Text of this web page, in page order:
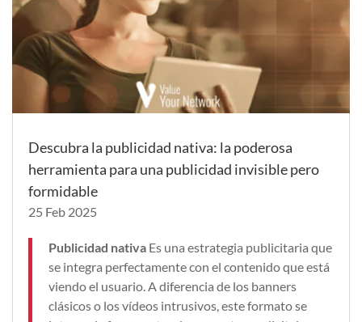
Descubra la publicidad nativa: la poderosa
herramienta para una publicidad invisible pero
formidable
25 Feb 2025
Publicidad nativa Es una estrategia publicitaria que
se integra perfectamente con el contenido que está
viendo el usuario. A diferencia de los banners
clásicos o los vídeos intrusivos, este formato se